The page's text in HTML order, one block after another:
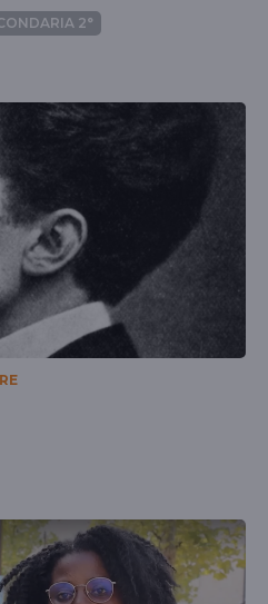
2°